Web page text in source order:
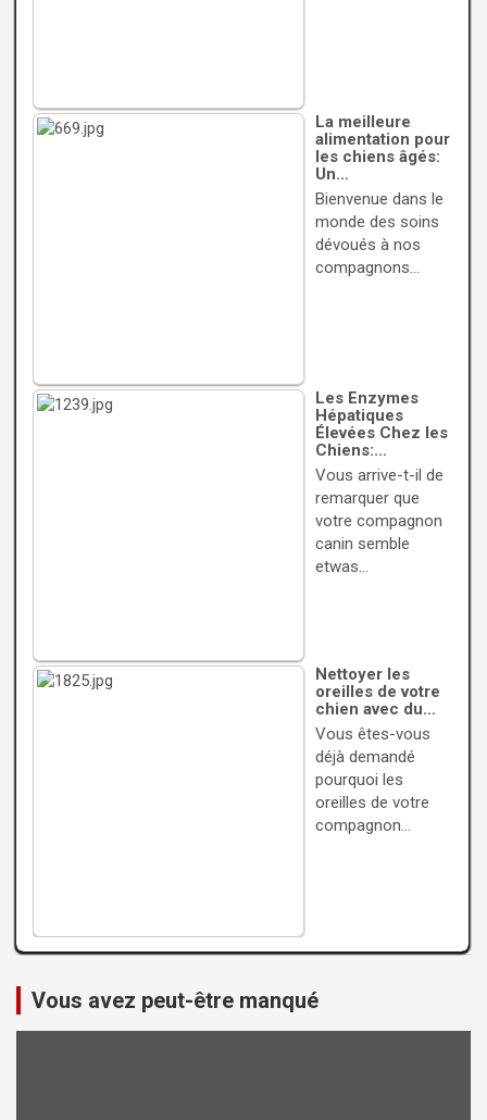
La meilleure
alimentation pour
les chiens âgés:
Un…
Bienvenue dans le
monde des soins
dévoués à nos
compagnons…
Les Enzymes
Hépatiques
Élevées Chez les
Chiens:…
Vous arrive-t-il de
remarquer que
votre compagnon
canin semble
etwas…
Nettoyer les
oreilles de votre
chien avec du…
Vous êtes-vous
déjà demandé
pourquoi les
oreilles de votre
compagnon…
Vous avez peut-être manqué